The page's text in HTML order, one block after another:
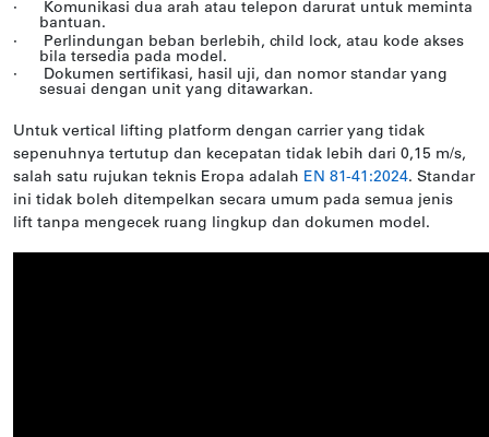
·
Komunikasi dua arah atau telepon darurat untuk meminta
bantuan.
·
Perlindungan beban berlebih, child lock, atau kode akses
bila tersedia pada model.
·
Dokumen sertifikasi, hasil uji, dan nomor standar yang
sesuai dengan unit yang ditawarkan.
Untuk vertical lifting platform dengan carrier yang tidak
sepenuhnya tertutup dan kecepatan tidak lebih dari 0,15 m/s,
salah satu rujukan teknis Eropa adalah EN 81-41:2024. Standar
ini tidak boleh ditempelkan secara umum pada semua jenis
lift tanpa mengecek ruang lingkup dan dokumen model.